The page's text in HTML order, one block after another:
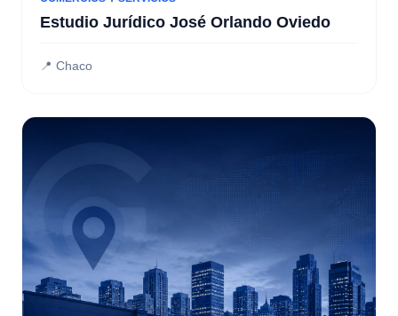
Estudio Jurídico José Orlando Oviedo
📍 Chaco